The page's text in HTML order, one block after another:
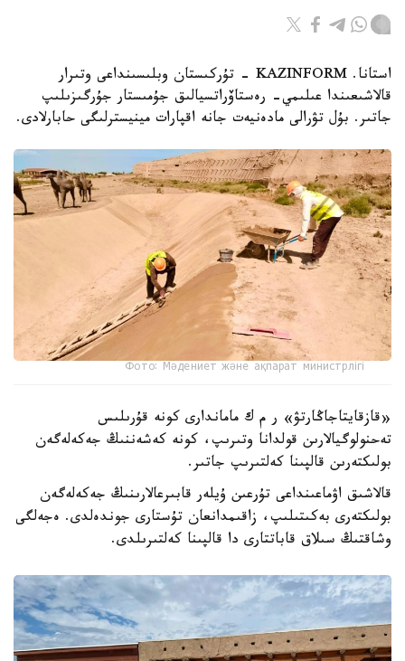
استانا. KAZINFORM - تۇركىستان وبلىسىنداعى وتىرار
قالاشىعىندا عىلىمي- رەستاۆراتسيالىق جۇمىستار جۇرگىزىلىپ
جاتىر. بۇل تۋرالى مادەنيەت جانە اقپارات مينيسترلىگى حابارلادى.
Фото: Мәдениет және ақпарат министрлігі
«قازقايتاجاڭارتۋ» ر م ك ماماندارى كونە قۇرىلىس
تەحنولوگيالارىن قولدانا وتىرىپ، كونە كەشەننىڭ جەكەلەگەن
بولىكتەرىن قالپىنا كەلتىرىپ جاتىر.
قالاشىق اۋماعىنداعى تۇرعىن ۇيلەر قابىرعالارىنىڭ جەكەلەگەن
بولىكتەرى بەكىتىلىپ، زاقىمدانعان تۇستارى جوندەلدى. ەجەلگى
وشاقتىڭ سىلاق قاباتتارى دا قالپىنا كەلتىرىلدى.